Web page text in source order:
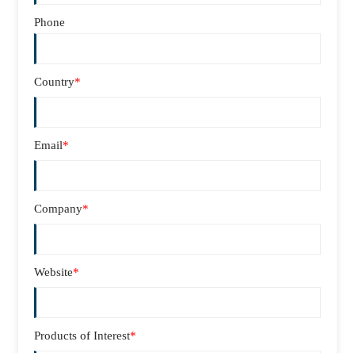
Phone
Country*
Email*
Company*
Website*
Products of Interest*